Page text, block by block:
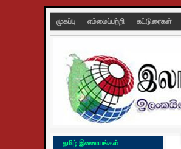
முகப்பு எம்மைப்பற்றி கட்டுரைகள்
தமிழ் இணையங்கள்